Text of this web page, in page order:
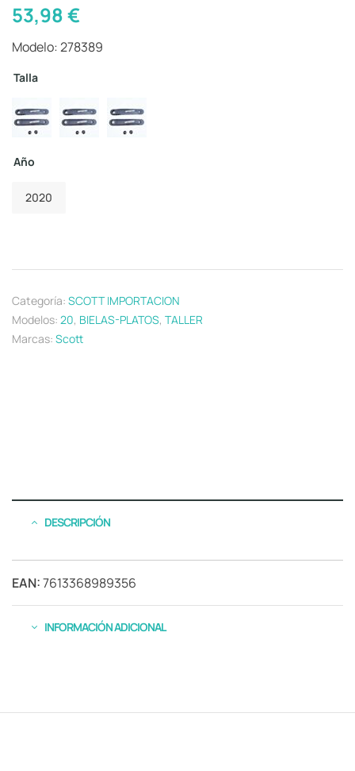
53,98€
Modelo: 278389
Talla
Año
2020
Categoría: SCOTT IMPORTACION
Modelos: 20, BIELAS-PLATOS, TALLER
Marcas: Scott
DESCRIPCIÓN
EAN:7613368989356
INFORMACIÓN ADICIONAL